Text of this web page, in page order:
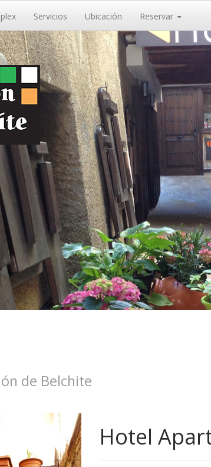
Servicios Ubicación Reservar
de Belchite
Hotel